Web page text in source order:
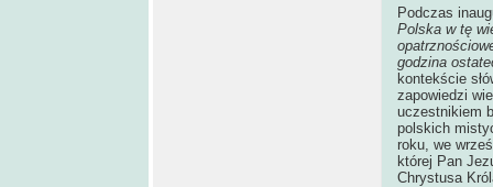
Podczas
Polska w tę
godzina
kontekście
zapowiedzi
uczestnikiem
polskich
roku, we
której Pan
Chrystusa